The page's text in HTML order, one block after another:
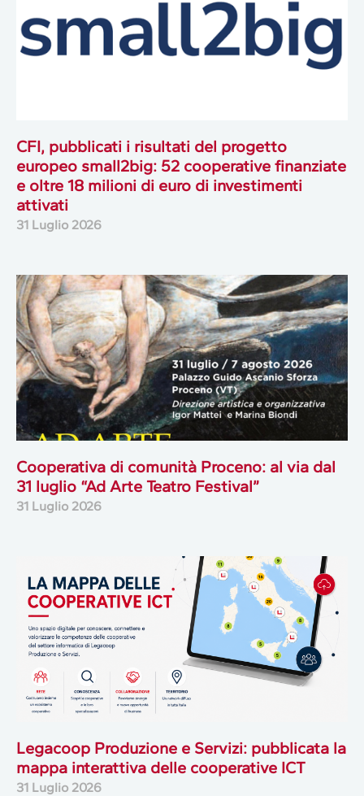
CFI, pubblicati i risultati del progetto
europeo small2big: 52 cooperative finanziate
e oltre 18 milioni di euro di investimenti
attivati
31 Luglio 2026
Cooperativa di comunità Proceno: al via dal
31 luglio “Ad Arte Teatro Festival”
31 Luglio 2026
Legacoop Produzione e Servizi: pubblicata la
mappa interattiva delle cooperative ICT
31 Luglio 2026